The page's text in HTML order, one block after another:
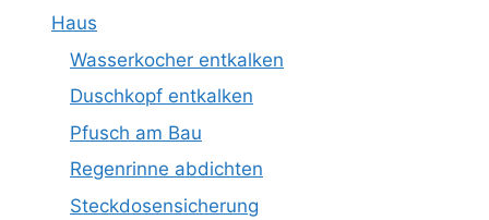
Haus
Wasserkocher entkalken
Duschkopf entkalken
Pfusch am Bau
Regenrinne abdichten
Steckdosensicherung